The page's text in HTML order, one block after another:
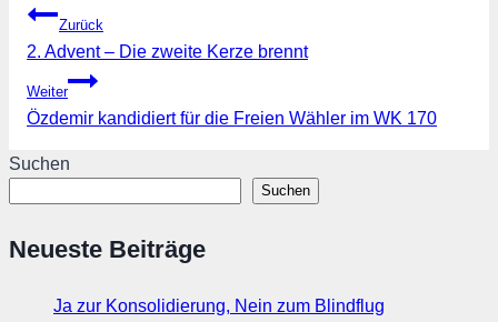
Beitragsnavigation
Zurück
2. Advent – Die zweite Kerze brennt
Weiter
Özdemir kandidiert für die Freien Wähler im WK 170
Suchen
Suchen
Neueste Beiträge
Ja zur Konsolidierung, Nein zum Blindflug